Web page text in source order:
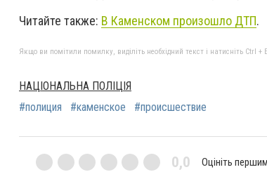
Читайте также: В Каменском произошло ДТП.
Якщо ви помітили помилку, виділіть необхідний текст і натисніть Ctrl
НАЦІОНАЛЬНА ПОЛІЦІЯ
#полиция
#каменское #происшествие
0,0 Оцініть першим